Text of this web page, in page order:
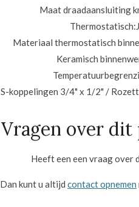
Maat draadaansluiting
Thermostatisch:
Materiaal thermostatisch
Keramisch
S-koppelingen 3/4" x 1/2" /
Vragen over dit
Heeft een een vraag over
Dan kunt u altijd contact opnemen